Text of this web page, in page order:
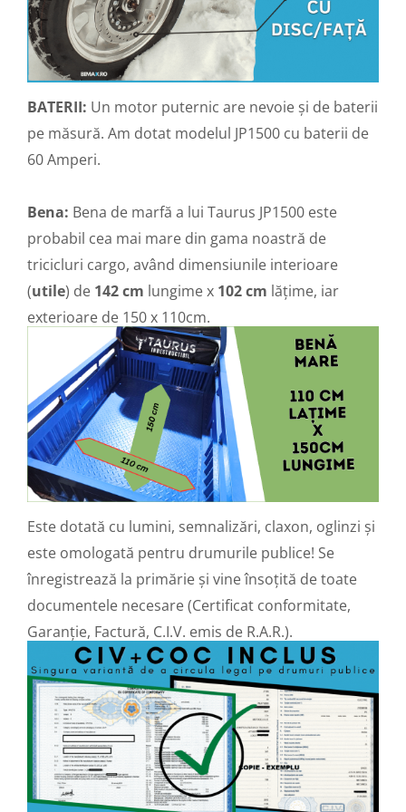
Acumulatori 24V
Acumulatori 36V
Acumulatori 48V
Cauciucuri
Cauciucuri Fat Bike
Camere
Controllere
Incarcatoare 36V
Incarcatoare 48V
ACCESORII
Lumini
Kit Conversie
Piese Trotinete Electrice
PIESE UNIVERSALE
Baterie Trotineta Electrica
Cauciuc Trotineta Electrica
Camera Trotineta Electrica
Incarcator Trotineta Electrica
Controller Trotineta Electrica
Acceleratie Trotineta Electrica
Display/Ecran Trotineta Electrica
Motor Trotineta Electrica
Kit Frână Hidraulică
Franare Trotineta Electrica
Aparatori Noroi Trotineta Electrica
Electrice Diverse, Contacte,
Butoane
Lumini Trotinete Electrice
Piese Kugoo
Kukirin M4 MAX
Kukirin S1 MAX 2025-2026
KuKirin G2
BATERII: Un motor puternic are nevoie și de baterii
pe măsură. Am dotat modelul JP1500 cu baterii de
60 Amperi.
Bena: Bena de marfă a lui Taurus JP1500 este
probabil cea mai mare din gama noastră de
tricicluri cargo, având dimensiunile interioare
(utile) de 142 cm lungime x 102 cm lățime, iar
exterioare de 150 x 110cm.
Este dotată cu lumini, semnalizări, claxon, oglinzi și
este omologată pentru drumurile publice! Se
înregistrează la primărie și vine însoțită de toate
documentele necesare (Certificat conformitate,
Garanție, Factură, C.I.V. emis de R.A.R.).